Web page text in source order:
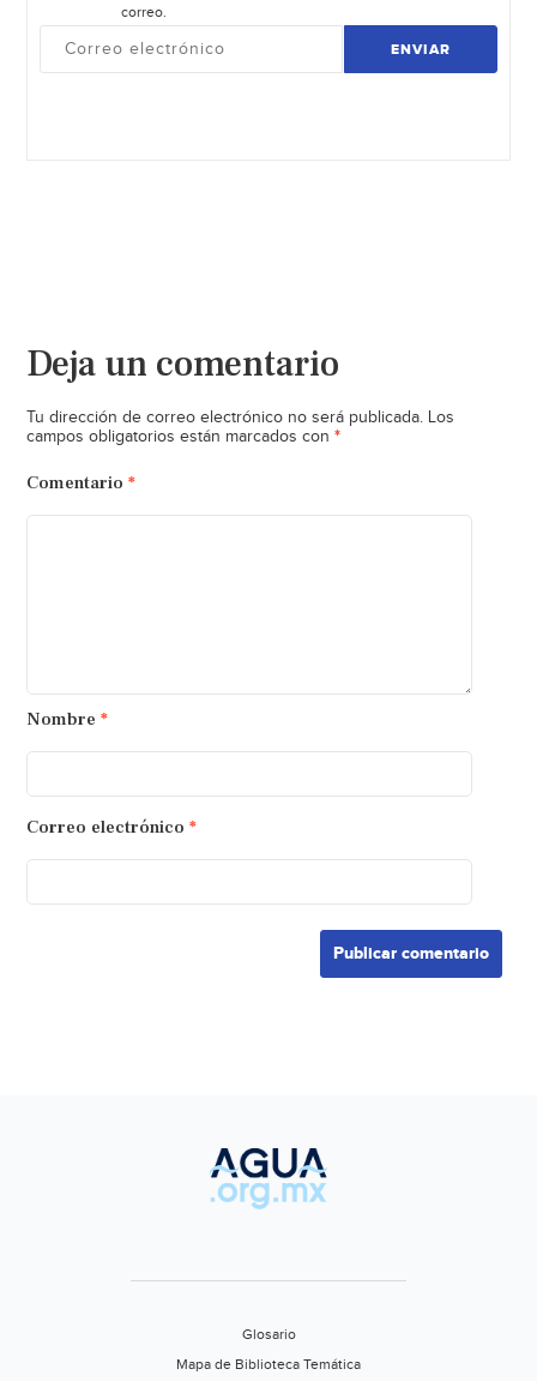
correo.
ENVIAR
Deja un comentario
Tu dirección de correo electrónico no será publicada. Los
campos obligatorios están marcados con *
Comentario *
Nombre *
Correo electrónico *
Glosario
Mapa de Biblioteca Temática